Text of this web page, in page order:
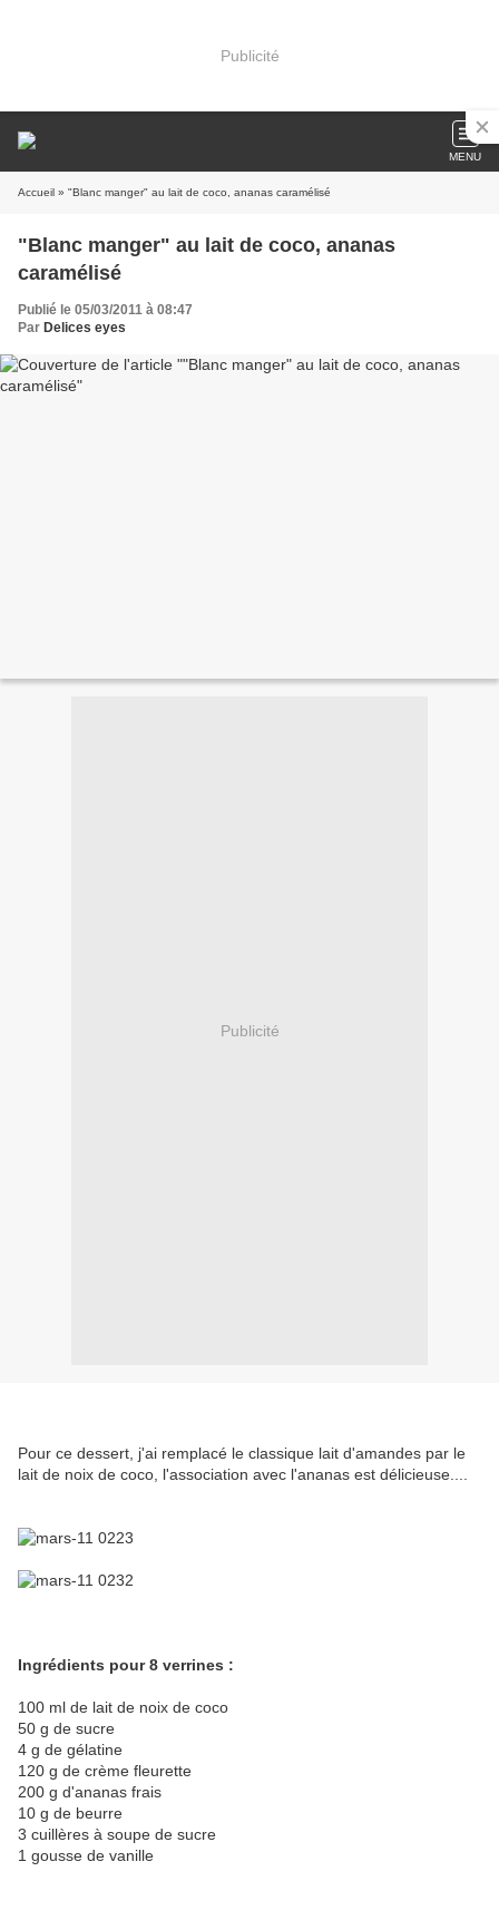
Publicité
MENU
Accueil » "Blanc manger" au lait de coco, ananas caramélisé
"Blanc manger" au lait de coco, ananas
caramélisé
Publié le 05/03/2011 à 08:47
Par Delices eyes
Publicité
Pour ce dessert, j'ai remplacé le classique lait d'amandes par le
lait de noix de coco, l'association avec l'ananas est délicieuse....
Ingrédients pour 8 verrines :
100 ml de lait de noix de coco
50 g de sucre
4 g de gélatine
120 g de crème fleurette
200 g d'ananas frais
10 g de beurre
3 cuillères à soupe de sucre
1 gousse de vanille